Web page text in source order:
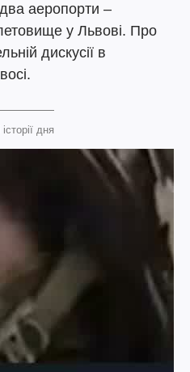
аеропорти –
у Львові. Про
дискусії в
дня